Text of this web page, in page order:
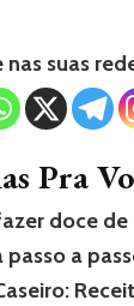
suas
Pra
doce
a